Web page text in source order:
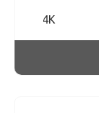
4K